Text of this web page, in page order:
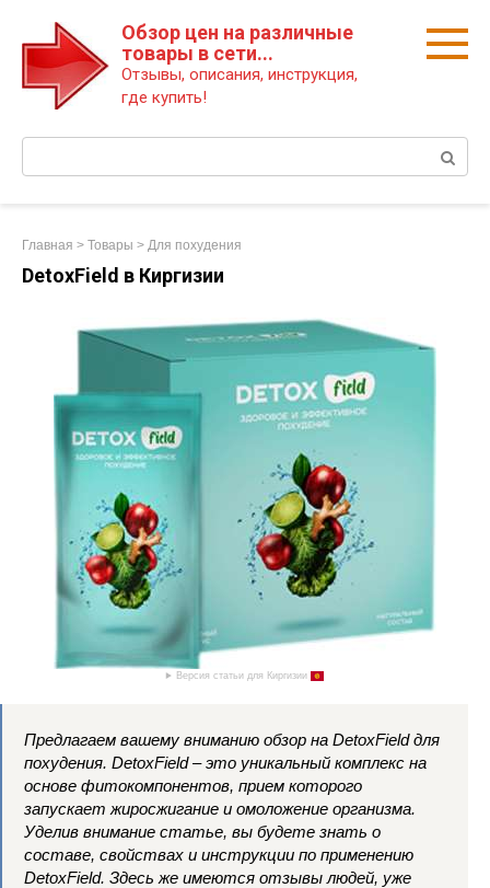
Обзор цен на различные
товары в сети...
Отзывы, описания, инструкция,
где купить!
Главная > Товары > Для похудения
DetoxField в Киргизии
Версия статьи для Киргизии
Предлагаем вашему вниманию обзор на DetoxField для
похудения. DetoxField – это уникальный комплекс на
основе фитокомпонентов, прием которого
запускает жиросжигание и омоложение организма.
Уделив внимание статье, вы будете знать о
составе, свойствах и инструкции по применению
DetoxField. Здесь же имеются отзывы людей, уже